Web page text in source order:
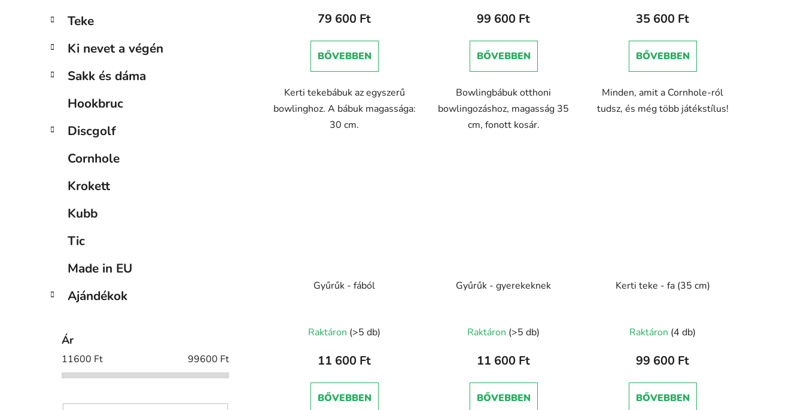
Teke
Ki nevet a végén
Sakk és dáma
Hookbruc
Discgolf
Cornhole
Krokett
Kubb
Tic
Made in EU
Ajándékok
Ár
11600 Ft 99600 Ft
e
79 600 Ft
BŐVEBBEN
Kerti tekebábuk az egyszerű
bowlinghoz. A bábuk magassága:
30 cm.
99 600 Ft
BŐVEBBEN
Bowlingbábuk otthoni
bowlingozáshoz, magasság 35
cm, fonott kosár.
35 600 Ft
BŐVEBBEN
Minden, amit a Cornhole-ról
tudsz, és még több játékstílus!
Gyűrűk - fából
termék
átlagos
5-
ből
Raktáron (>5 db)
11 600 Ft
BŐVEBBEN
Gyűrűk - gyerekeknek
Raktáron (>5 db)
11 600 Ft
BŐVEBBEN
Kerti teke - fa (35 cm)
Raktáron (4 db)
99 600 Ft
BŐVEBBEN